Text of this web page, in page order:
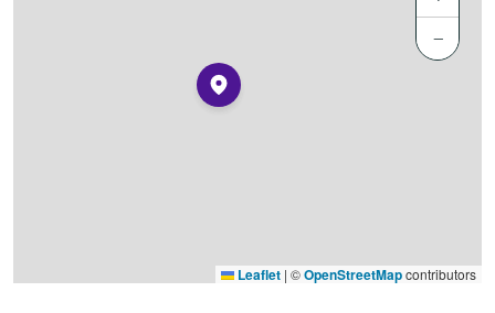
−
Leaflet | ©OpenStreetMapcontributors